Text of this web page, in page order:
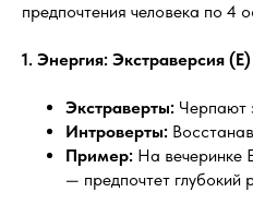
предпочтения человека по 4
1. Энергия: Экстраверсия
Экстраверты: Черпают
Интроверты:
Пример: На вечеринке
— предпочтет глубокий